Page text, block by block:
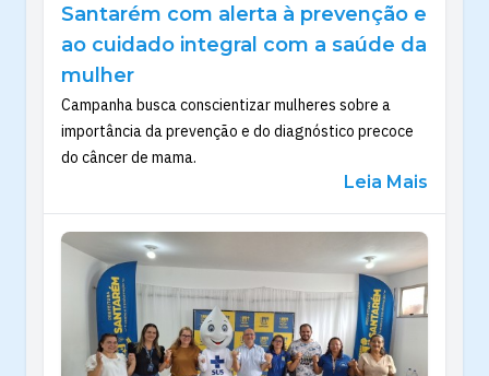
Santarém com alerta à prevenção e
ao cuidado integral com a saúde da
mulher
Campanha busca conscientizar mulheres sobre a
importância da prevenção e do diagnóstico precoce
do câncer de mama.
Leia Mais